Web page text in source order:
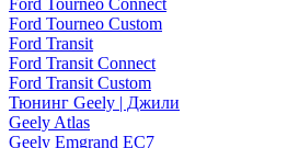
Ford Tourneo Connect
Ford Tourneo Custom
Ford Transit
Ford Transit Connect
Ford Transit Custom
Тюнинг Geely | Джили
Geely Atlas
Geely Emgrand EC7